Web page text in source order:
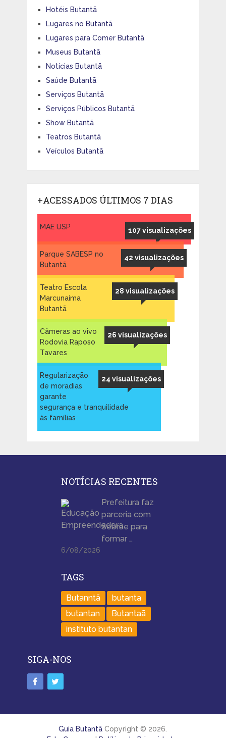
Hotéis Butantã
Lugares no Butantã
Lugares para Comer Butantã
Museus Butantã
Notícias Butantã
Saúde Butantã
Serviços Butantã
Serviços Públicos Butantã
Show Butantã
Teatros Butantã
Veículos Butantã
+ACESSADOS ÚLTIMOS 7 DIAS
107 visualizações
MAE USP
42 visualizações
Parque SABESP no
Butantã
28 visualizações
Teatro Escola
Marcunaíma
Butantã
26 visualizações
Câmeras ao vivo
Rodovia Raposo
Tavares
24 visualizações
Regularização
de moradias
garante
segurança e tranquilidade
às famílias
NOTÍCIAS RECENTES
Prefeitura faz
parceria com
Sebrae para
formar …
6/08/2026
TAGS
Butanntã
butanta
butantan
Butantaã
instituto butantan
SIGA-NOS
Guia Butantã Copyright © 2026.